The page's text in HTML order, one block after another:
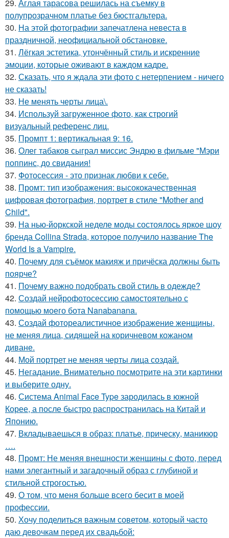
29. Аглая тарасова решилась на съемку в
полупрозрачном платье без бюстгальтера.
30. На этой фотографии запечатлена невеста в
праздничной, неофициальной обстановке.
31. Лёгкая эстетика, утончённый стиль и искренние
эмоции, которые оживают в каждом кадре.
32. Сказать, что я ждала эти фото с нетерпением - ничего
не сказать!
33. Не менять черты лица\.
34. Используй загруженное фото, как строгий
визуальный референс лиц.
35. Промпт 1: вертикальная 9: 16.
36. Олег табаков сыграл миссис Эндрю в фильме "Мэри
поппинс, до свидания!
37. Фотосессия - это признак любви к себе.
38. Промт: тип изображения: высококачественная
цифровая фотография, портрет в стиле "Mother and
Child".
39. На нью-йоркской неделе моды состоялось яркое шоу
бренда Collina Strada, которое получило название The
World Is a Vampire.
40. Почему для съёмок макияж и причёска должны быть
поярче?
41. Почему важно подобрать свой стиль в одежде?
42. Создай нейрофотосессию самостоятельно с
помощью моего бота Nanabanana.
43. Создай фотореалистичное изображение женщины,
не меняя лица, сидящей на коричневом кожаном
диване.
44. Мой портрет не меняя черты лица создай.
45. Негадание. Внимательно посмотрите на эти картинки
и выберите одну.
46. Система Animal Face Type зародилась в южной
Корее, а после быстро распространилась на Китай и
Японию.
47. Вкладываешься в образ: платье, прическу, маникюр
….
48. Промт: Не меняя внешности женщины с фото, перед
нами элегантный и загадочный образ с глубиной и
стильной строгостью.
49. О том, что меня больше всего бесит в моей
профессии.
50. Хочу поделиться важным советом, который часто
даю девочкам перед их свадьбой: